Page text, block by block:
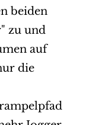
beiden
zu und
auf
die